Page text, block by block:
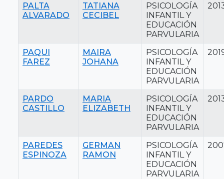
PALTA
ALVARADO
TATIANA
CECIBEL
PSICOLOGÍA
INFANTIL Y
EDUCACIÓN
PARVULARIA
PAQUI
FAREZ
MAIRA
JOHANA
PSICOLOGÍA
INFANTIL Y
EDUCACIÓN
PARVULARIA
PARDO
CASTILLO
MARIA
ELIZABETH
PSICOLOGÍA
INFANTIL Y
EDUCACIÓN
PARVULARIA
PAREDES
ESPINOZA
GERMAN
RAMON
PSICOLOGÍA
INFANTIL Y
EDUCACIÓN
PARVULARIA